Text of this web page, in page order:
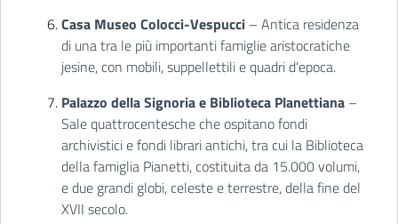
Casa Museo Colocci-Vespucci – Antica residenza
di una tra le più importanti famiglie aristocratiche
jesine, con mobili, suppellettili e quadri d'epoca.
Palazzo della Signoria e Biblioteca Planettiana –
Sale quattrocentesche che ospitano fondi
archivistici e fondi librari antichi, tra cui la Biblioteca
della famiglia Pianetti, costituita da 15.000 volumi,
e due grandi globi, celeste e terrestre, della fine del
XVII secolo.